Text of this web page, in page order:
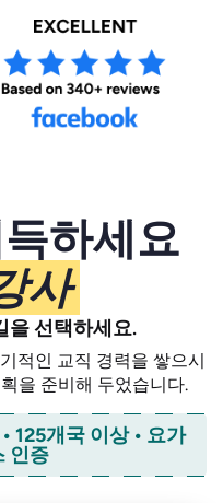
하세요
사
을 선택하세요.
적인 교직 경력을 쌓으시
을 준비해 두었습니다.
125개국 이상 • 요가
인증